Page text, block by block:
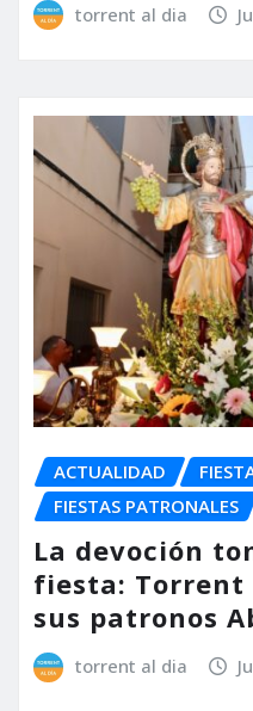
torrent al dia
ACTUALIDAD
FIESTAS PATRONALES
La devoción
fiesta: Torrent
sus patronos
torrent al dia